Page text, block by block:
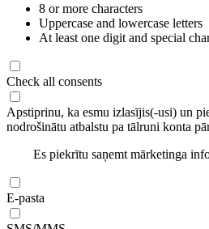
8 or more characters
Uppercase and lowercase letters
At least one digit and special
Check all consents
Apstiprinu, ka esmu izlasījis(-usi) un
nodrošinātu atbalstu pa tālruni konta
Es piekrītu saņemt mārketinga
E-pasta